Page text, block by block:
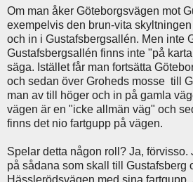
Om man åker Göteborgsvägen mot
exempelvis den brun-vita
och in i Gustafsbergsallén. Men inte
Gustafsbergsallén finns inte "på
säga. Istället får man fortsätta
och sedan över Groheds mosse till
man av till höger och in på gamla
vägen är en "icke allmän väg" och
finns det nio fartgupp på vägen.
Spelar detta någon roll? Ja, förvisso.
på sådana som skall till Gustafsberg
Hässlerödsvägen med sina